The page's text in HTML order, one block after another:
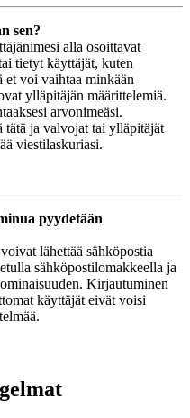
sen?
alla osoittavat
tietyt käyttäjät, kuten
voi vaihtaa minkään
ylläpitäjän määrittelemiä.
arvonimeäsi.
tätä ja valvojat tai ylläpitäjät
viestilaskuriasi.
pyydetään
lähettää sähköpostia
sähköpostilomakkeella ja
Kirjautuminen
käyttäjät eivät voisi